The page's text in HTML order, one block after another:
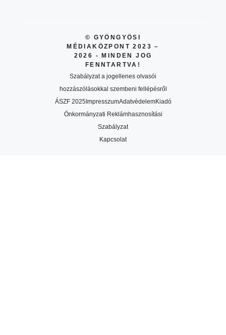
© GYÖNGYÖSI
MÉDIAKÖZPONT 2023 –
2026 - MINDEN JOG
FENNTARTVA!
Szabályzat a jogellenes olvasói
hozzászólásokkal szembeni fellépésről
ÁSZF 2025ImpresszumAdatvédelemKiadó
Önkormányzati Reklámhasznosítási
Szabályzat
Kapcsolat